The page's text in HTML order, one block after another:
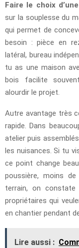
Faire le choix
sur la souplesse du
qui permet de
besoin : pièce en
latéral, bureau
tu as une maison
bois facilite
alourdir le projet.
Autre avantage très
rapide. Dans
atelier puis
les nuisances. Si tu
ce point change
poussière, moins
terrain, on
propriétaires qui
en chantier pendant
Lire aussi :